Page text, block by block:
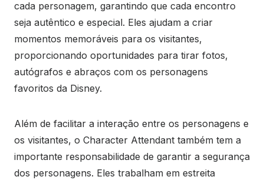
cada personagem, garantindo que cada encontro
seja autêntico e especial. Eles ajudam a criar
momentos memoráveis para os visitantes,
proporcionando oportunidades para tirar fotos,
autógrafos e abraços com os personagens
favoritos da Disney.
Além de facilitar a interação entre os personagens e
os visitantes, o Character Attendant também tem a
importante responsabilidade de garantir a segurança
dos personagens. Eles trabalham em estreita